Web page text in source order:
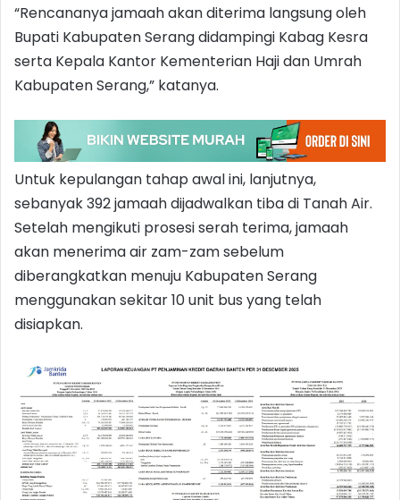
“Rencananya jamaah akan diterima langsung oleh
Bupati Kabupaten Serang didampingi Kabag Kesra
serta Kepala Kantor Kementerian Haji dan Umrah
Kabupaten Serang,” katanya.
Untuk kepulangan tahap awal ini, lanjutnya,
sebanyak 392 jamaah dijadwalkan tiba di Tanah Air.
Setelah mengikuti prosesi serah terima, jamaah
akan menerima air zam-zam sebelum
diberangkatkan menuju Kabupaten Serang
menggunakan sekitar 10 unit bus yang telah
disiapkan.